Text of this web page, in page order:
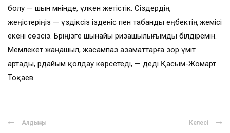
болу — шын мәнінде, үлкен жетістік. Сіздердің
жеңістеріңіз — үздіксіз ізденіс пен табанды еңбектің жемісі
екені сөзсіз. Бәріңізге шынайы ризашылығымды білдіремін.
Мемлекет жаңашыл, жасампаз азаматтарға зор үміт
артады, әрдайым қолдау көрсетеді, — деді Қасым-Жомарт
Тоқаев
Алдыңғы Келесі